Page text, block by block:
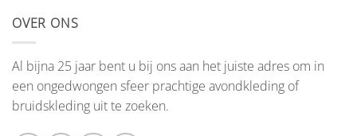
OVER ONS
Al bijna 25 jaar bent u bij ons aan het juiste adres om in
een ongedwongen sfeer prachtige avondkleding of
bruidskleding uit te zoeken.